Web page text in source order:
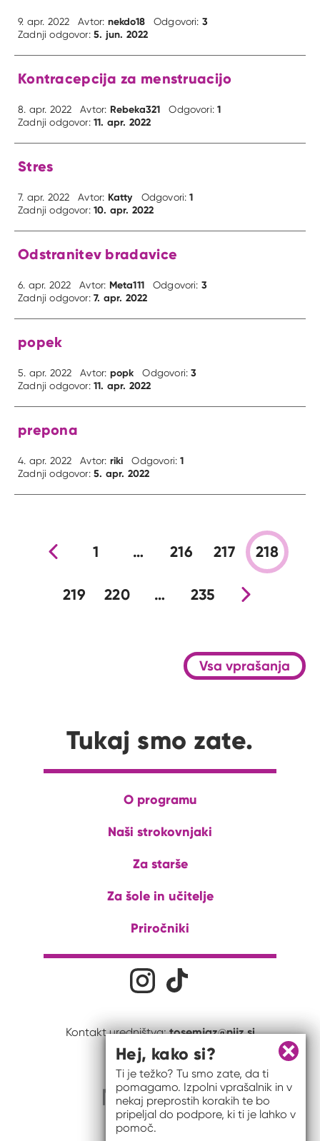
9. apr. 2022 Avtor: nekdo18 Odgovori: 3
Zadnji odgovor:5. jun. 2022
Kontracepcija za menstruacijo
8. apr. 2022 Avtor: Rebeka321 Odgovori:1
Zadnji odgovor:11. apr. 2022
Stres
7. apr. 2022 Avtor: Katty Odgovori:1
Zadnji odgovor:10. apr. 2022
Odstranitev bradavice
6. apr. 2022 Avtor: Meta111 Odgovori: 3
Zadnji odgovor:7. apr. 2022
popek
5. apr. 2022 Avtor: popk Odgovori:3
Zadnji odgovor:11. apr. 2022
prepona
4. apr. 2022 Avtor: riki Odgovori:1
Zadnji odgovor:5. apr. 2022
Prejšnja stran
1 … 216 217 218
219 220 … 235Nova stran
Vsa vprašanja
Tukaj smo zate.
O programu
Naši strokovnjaki
Za starše
Za šole in učitelje
Priročniki
Družabna omrežjaNa naš Instagram profil
Kontakt uredništva:tosemjaz@nijz.si
Zapri
Hej, kako si?
Ti je težko? Tu smo zate, da ti
pomagamo. Izpolni vprašalnik in v
nekaj preprostih korakih te bo
pripeljal do podpore, ki ti je lahko v
pomoč.